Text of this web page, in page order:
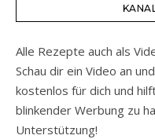
Alle Rezepte auch als
Schau dir ein Video an
kostenlos für dich und
blinkender Werbung zu
Unterstützung!